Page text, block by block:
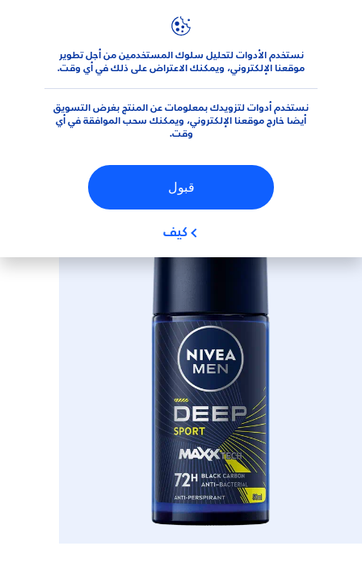
نستخدم الأدوات لتحليل سلوك المستخدمين من أجل تطوير
موقعنا الإلكتروني، ويمكنك الاعتراض على ذلك في أي وقت.
نستخدم أدوات لتزويدك بمعلومات عن المنتج بغرض التسويق
أيضا خارج موقعنا الإلكتروني، ويمكنك سحب الموافقة في أي
وقت.
قبول
كيف
المنتجات منتجات العناية للرجال معطرات الجسم
(0)
ROLLON